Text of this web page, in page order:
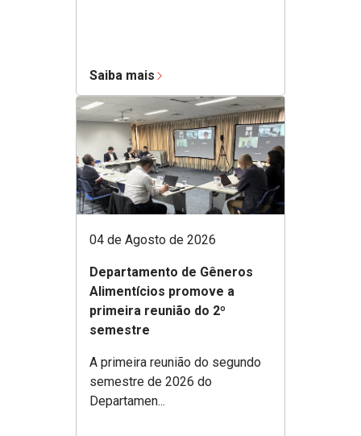
Saiba mais
04 de Agosto de 2026
Departamento de Gêneros
Alimentícios promove a
primeira reunião do 2º
semestre
A primeira reunião do segundo
semestre de 2026 do
Departamen...